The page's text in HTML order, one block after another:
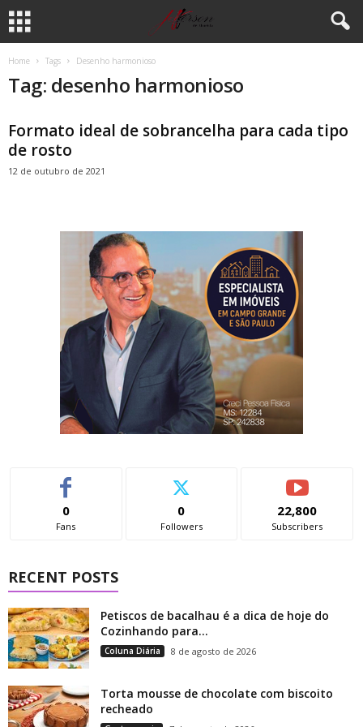
Home Tags Desenho harmonioso
Tag: desenho harmonioso
Formato ideal de sobrancelha para cada tipo
de rosto
12 de outubro de 2021
0
Fans
0
Followers
22,800
Subscribers
RECENT POSTS
Petiscos de bacalhau é a dica de hoje do
Cozinhando para...
Coluna Diária 8 de agosto de 2026
Torta mousse de chocolate com biscoito
recheado